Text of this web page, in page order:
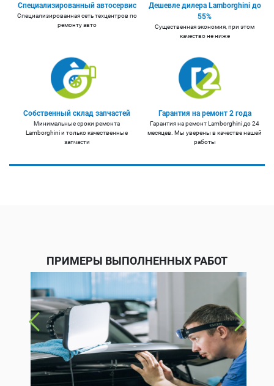
Специализированный автосервис
Специализированная сеть техцентров по
ремонту авто
Дешевле дилера Lamborghini до
55%
Существенная экономия, при этом
качество не ниже
Собственный склад запчастей
Минимальные сроки ремонта
Lamborghini и только качественные
запчасти
Гарантия на ремонт 2 года
Гарантия на ремонт Lamborghini до 24
месяцев. Мы уверены в качестве нашей
работы
ПРИМЕРЫ ВЫПОЛНЕННЫХ РАБОТ